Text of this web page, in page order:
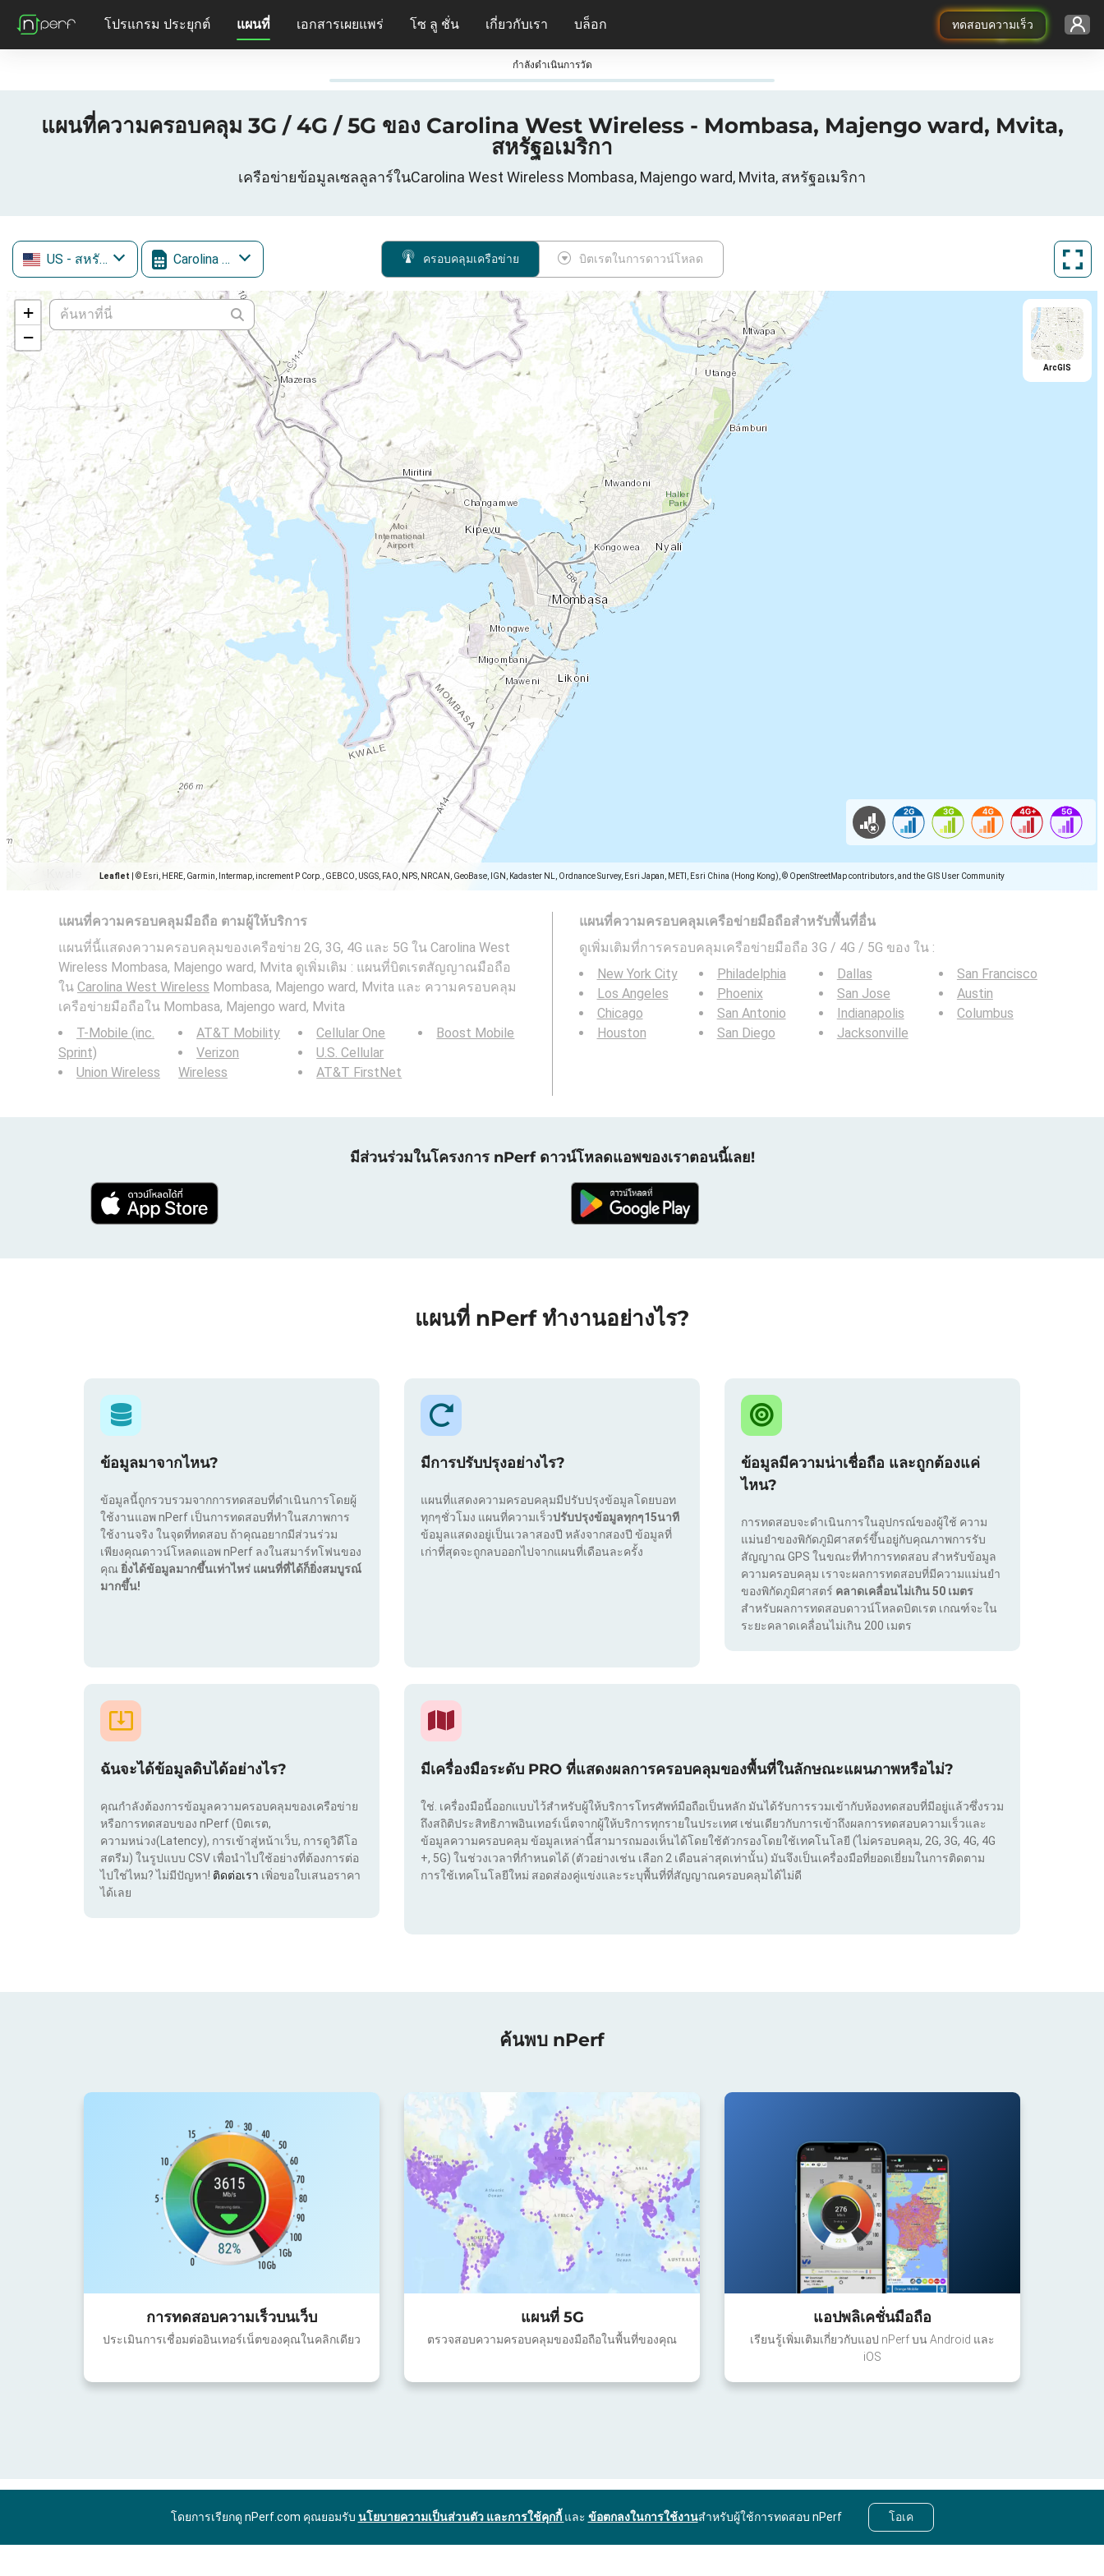
ทดสอบความเร็ว
โปรแกรม ประยุกต์ แผนที่ เอกสารเผยแพร่ โซ ลู ชั่น เกี่ยวกับเรา บล็อก
กําลังดําเนินการวัด
แผนที่ความครอบคลุม 3G / 4G / 5G ของ Carolina West Wireless - Mombasa, Majengo ward, Mvita,
สหรัฐอเมริกา
เครือข่ายข้อมูลเซลลูลาร์ในCarolina West Wireless Mombasa, Majengo ward, Mvita, สหรัฐอเมริกา
US - สหรัฐอเมริกา Carolina West Wireless ครอบคลุมเครือข่าย บิตเรตในการดาวน์โหลด
+
−
Leaflet © Esri, HERE, Garmin, Intermap, increment P Corp., GEBCO, USGS, FAO, NPS, NRCAN, GeoBase, IGN, Kadaster NL, Ordnance Survey, Esri Japan, METI, Esri China (Hong Kong), © OpenStreetMap contributors, and the GIS User Community
ArcGIS
แผนที่ความครอบคลุมมือถือ ตามผู้ให้บริการ
แผนที่นี้แสดงความครอบคลุมของเครือข่าย 2G, 3G, 4G และ 5G ใน Carolina West
Wireless Mombasa, Majengo ward, Mvita ดูเพิ่มเติม : แผนที่บิตเรตสัญญาณมือถือ
ใน Carolina West Wireless Mombasa, Majengo ward, Mvita และ ความครอบคลุม
เครือข่ายมือถือใน Mombasa, Majengo ward, Mvita
T-Mobile (inc.
Sprint)
Union Wireless
AT&T Mobility
Verizon
Wireless
Cellular One
U.S. Cellular
AT&T FirstNet
Boost Mobile
แผนที่ความครอบคลุมเครือข่ายมือถือสำหรับพื้นที่อื่น
ดูเพิ่มเติมที่การครอบคลุมเครือข่ายมือถือ 3G / 4G / 5G ของ ใน :
New York City
Los Angeles
Chicago
Houston
Philadelphia
Phoenix
San Antonio
San Diego
Dallas
San Jose
Indianapolis
Jacksonville
San Francisco
Austin
Columbus
มีส่วนร่วมในโครงการ nPerf ดาวน์โหลดแอพของเราตอนนี้เลย!
แผนที่ nPerf ทำงานอย่างไร?
ข้อมูลมาจากไหน?
ข้อมูลนี้ถูกรวบรวมจากการทดสอบที่ดำเนินการโดยผู้
ใช้งานแอพ nPerf เป็นการทดสอบที่ทำในสภาพการ
ใช้งานจริง ในจุดที่ทดสอบ ถ้าคุณอยากมีส่วนร่วม
เพียงคุณดาวน์โหลดแอพ nPerf ลงในสมาร์ทโฟนของ
คุณยิ่งได้ข้อมูลมากขึ้นเท่าไหร่ แผนที่ที่ได้ก็ยิ่งสมบูรณ์
มากขึ้น!
มีการปรับปรุงอย่างไร?
แผนที่แสดงความครอบคลุมมีปรับปรุงข้อมูลโดยบอท
ทุกๆชั่วโมง แผนที่ความเร็วปรับปรุงข้อมูลทุกๆ15นาที
ข้อมูลแสดงอยู่เป็นเวลาสองปี หลังจากสองปี ข้อมูลที่
เก่าที่สุดจะถูกลบออกไปจากแผนที่เดือนละครั้ง
ข้อมูลมีความน่าเชื่อถือ และถูกต้องแค่
ไหน?
การทดสอบจะดำเนินการในอุปกรณ์ของผู้ใช้ ความ
แม่นยำของพิกัดภูมิศาสตร์ขึ้นอยู่กับคุณภาพการรับ
สัญญาณ GPS ในขณะที่ทำการทดสอบ สำหรับข้อมูล
ความครอบคลุม เราจะผลการทดสอบที่มีความแม่นยำ
ของพิกัดภูมิศาสตร์ คลาดเคลื่อนไม่เกิน 50 เมตร
สำหรับผลการทดสอบดาวน์โหลดบิตเรต เกณฑ์จะใน
ระยะคลาดเคลื่อนไม่เกิน 200 เมตร
ฉันจะได้ข้อมูลดิบได้อย่างไร?
คุณกำลังต้องการข้อมูลความครอบคลุมของเครือข่าย
หรือการทดสอบของ nPerf (บิตเรต,
ความหน่วง(Latency), การเข้าสู่หน้าเว็บ, การดูวิดีโอ
สตรีม) ในรูปแบบ CSV เพื่อนำไปใช้อย่างที่ต้องการต่อ
ไปใช่ไหม? ไม่มีปัญหา! ติดต่อเรา เพิ่อขอใบเสนอราคา
ได้เลย
มีเครื่องมือระดับ PRO ที่แสดงผลการครอบคลุมของพื้นที่ในลักษณะแผนภาพหรือไม่?
ใช่. เครื่องมือนี้ออกแบบไว้สำหรับผู้ให้บริการโทรศัพท์มือถือเป็นหลัก มันได้รับการรวมเข้ากับห้องทดสอบที่มีอยู่แล้วซึ่งรวม
ถึงสถิติประสิทธิภาพอินเทอร์เน็ตจากผู้ให้บริการทุกรายในประเทศ เช่นเดียวกับการเข้าถึงผลการทดสอบความเร็วและ
ข้อมูลความครอบคลุม ข้อมูลเหล่านี้สามารถมองเห็นได้โดยใช้ตัวกรองโดยใช้เทคโนโลยี (ไม่ครอบคลุม, 2G, 3G, 4G, 4G
+, 5G) ในช่วงเวลาที่กำหนดได้ (ตัวอย่างเช่น เลือก 2 เดือนล่าสุดเท่านั้น) มันจึงเป็นเครื่องมือที่ยอดเยี่ยมในการติดตาม
การใช้เทคโนโลยีใหม่ สอดส่องคู่แข่งและระบุพื้นที่ที่สัญญาณครอบคลุมได้ไม่ดี
ค้นพบ nPerf
การทดสอบความเร็วบนเว็บ
ประเมินการเชื่อมต่ออินเทอร์เน็ตของคุณในคลิกเดียว
แผนที่ 5G
ตรวจสอบความครอบคลุมของมือถือในพื้นที่ของคุณ
แอปพลิเคชั่นมือถือ
เรียนรู้เพิ่มเติมเกี่ยวกับแอป nPerf บน Android และ
iOS
โดยการเรียกดู nPerf.com คุณยอมรับ นโยบายความเป็นส่วนตัว และการใช้คุกกี้ และ ข้อตกลงในการใช้งานสำหรับผู้ใช้การทดสอบ nPerf โอเค